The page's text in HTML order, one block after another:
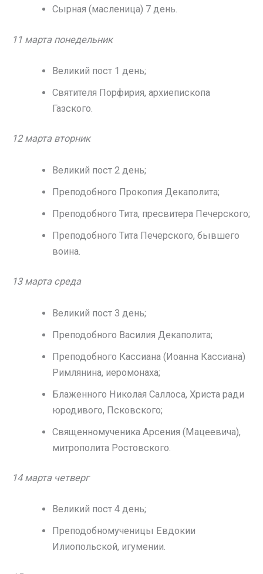
Сырная (масленица) 7 день.
11 марта понедельник
Великий пост 1 день;
Святителя Порфирия, архиепископа
Газского.
12 марта вторник
Великий пост 2 день;
Преподобного Прокопия Декаполита;
Преподобного Тита, пресвитера Печерского;
Преподобного Тита Печерского, бывшего
воина.
13 марта среда
Великий пост 3 день;
Преподобного Василия Декаполита;
Преподобного Кассиана (Иоанна Кассиана)
Римлянина, иеромонаха;
Блаженного Николая Саллоса, Христа ради
юродивого, Псковского;
Священномученика Арсения (Мацеевича),
митрополита Ростовского.
14 марта четверг
Великий пост 4 день;
Преподобномученицы Евдокии
Илиопольской, игумении.